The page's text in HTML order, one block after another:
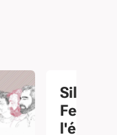
Silvia